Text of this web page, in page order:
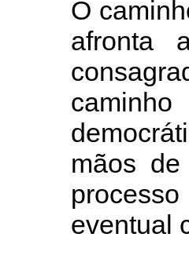
O
afronta
mãos
eventual